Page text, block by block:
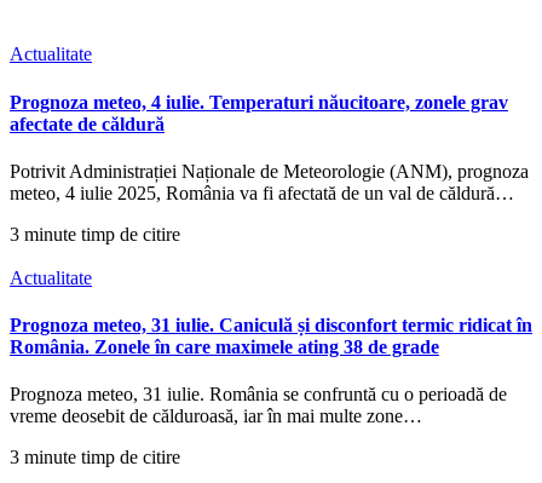
Actualitate
Prognoza meteo, 4 iulie. Temperaturi năucitoare, zonele grav
afectate de căldură
Potrivit Administrației Naționale de Meteorologie (ANM), prognoza
meteo, 4 iulie 2025, România va fi afectată de un val de căldură…
3 minute timp de citire
Actualitate
Prognoza meteo, 31 iulie. Caniculă și disconfort termic ridicat în
România. Zonele în care maximele ating 38 de grade
Prognoza meteo, 31 iulie. România se confruntă cu o perioadă de
vreme deosebit de călduroasă, iar în mai multe zone…
3 minute timp de citire